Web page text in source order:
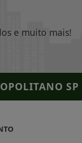
e muito mais!
SP